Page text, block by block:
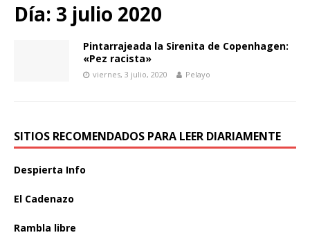
Día: 3 julio 2020
Pintarrajeada la Sirenita de Copenhagen:
«Pez racista»
viernes, 3 julio, 2020 Pelayo
SITIOS RECOMENDADOS PARA LEER DIARIAMENTE
Despierta Info
El Cadenazo
Rambla libre